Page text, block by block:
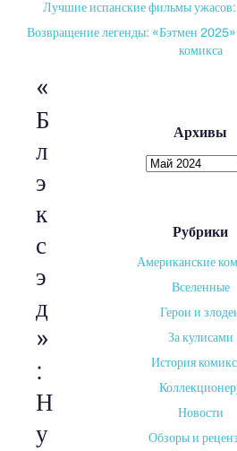
«
Б
л
э
к
с
э
д
»
:
Н
у
Лучшие испанские фильмы ужасов:
Возвращение легенды: «Бэтмен
комикса
Архивы
Архивы
Рубрики
Американские
Вселенные
Герои и
За кулисами
История
Новости
Обзоры и